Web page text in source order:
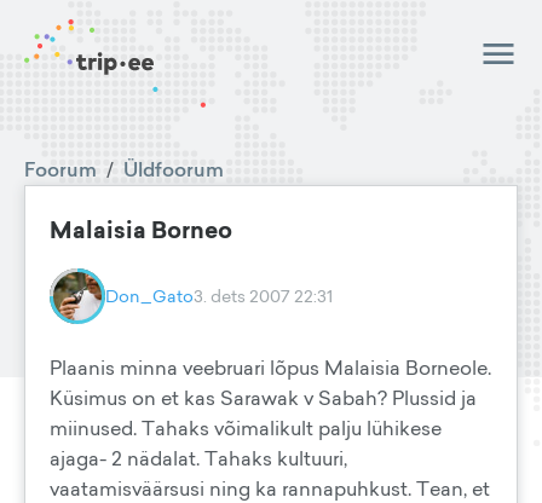
Foorum / Üldfoorum
Malaisia Borneo
Don_Gato3. dets 2007 22:31
Plaanis minna veebruari lõpus Malaisia Borneole.
Küsimus on et kas Sarawak v Sabah? Plussid ja
miinused. Tahaks võimalikult palju lühikese
ajaga- 2 nädalat. Tahaks kultuuri,
vaatamisväärsusi ning ka rannapuhkust. Tean, et